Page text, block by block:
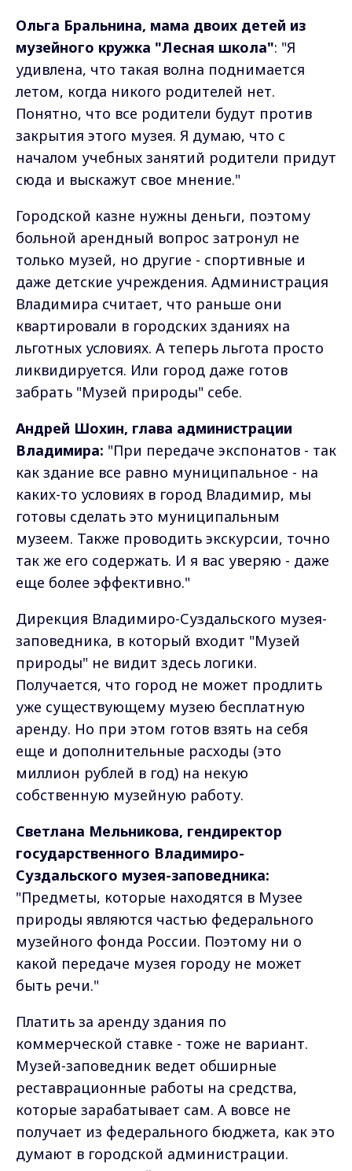
Ольга Бральнина, мама двоих детей из
музейного кружка "Лесная школа": "Я
удивлена, что такая волна поднимается
летом, когда никого родителей нет.
Понятно, что все родители будут против
закрытия этого музея. Я думаю, что с
началом учебных занятий родители придут
сюда и выскажут свое мнение."
Городской казне нужны деньги, поэтому
больной арендный вопрос затронул не
только музей, но другие - спортивные и
даже детские учреждения. Администрация
Владимира считает, что раньше они
квартировали в городских зданиях на
льготных условиях. А теперь льгота просто
ликвидируется. Или город даже готов
забрать "Музей природы" себе.
Андрей Шохин, глава администрации
Владимира: "При передаче экспонатов - так
как здание все равно муниципальное - на
каких-то условиях в город Владимир, мы
готовы сделать это муниципальным
музеем. Также проводить экскурсии, точно
так же его содержать. И я вас уверяю - даже
еще более эффективно."
Дирекция Владимиро-Суздальского музея-
заповедника, в который входит "Музей
природы" не видит здесь логики.
Получается, что город не может продлить
уже существующему музею бесплатную
аренду. Но при этом готов взять на себя
еще и дополнительные расходы (это
миллион рублей в год) на некую
собственную музейную работу.
Светлана Мельникова, гендиректор
государственного Владимиро-
Суздальского музея-заповедника:
"Предметы, которые находятся в Музее
природы являются частью федерального
музейного фонда России. Поэтому ни о
какой передаче музея городу не может
быть речи."
Платить за аренду здания по
коммерческой ставке - тоже не вариант.
Музей-заповедник ведет обширные
реставрационные работы на средства,
которые зарабатывает сам. А вовсе не
получает из федерального бюджета, как это
думают в городской администрации.